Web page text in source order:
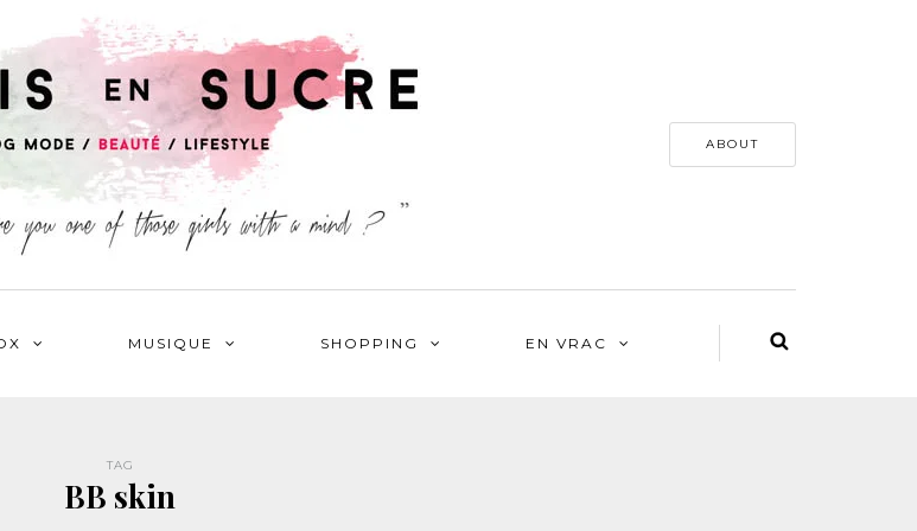
ABOUT
MUSIQUE SHOPPING EN VRAC
TAG
BB skin